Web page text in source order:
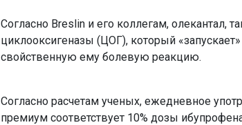
Согласно Breslin и его коллегам, олекантал,
циклооксигеназы (ЦОГ), который
свойственную ему болевую реакцию.
Согласно расчетам ученых, ежедневное
премиум соответствует 10% дозы